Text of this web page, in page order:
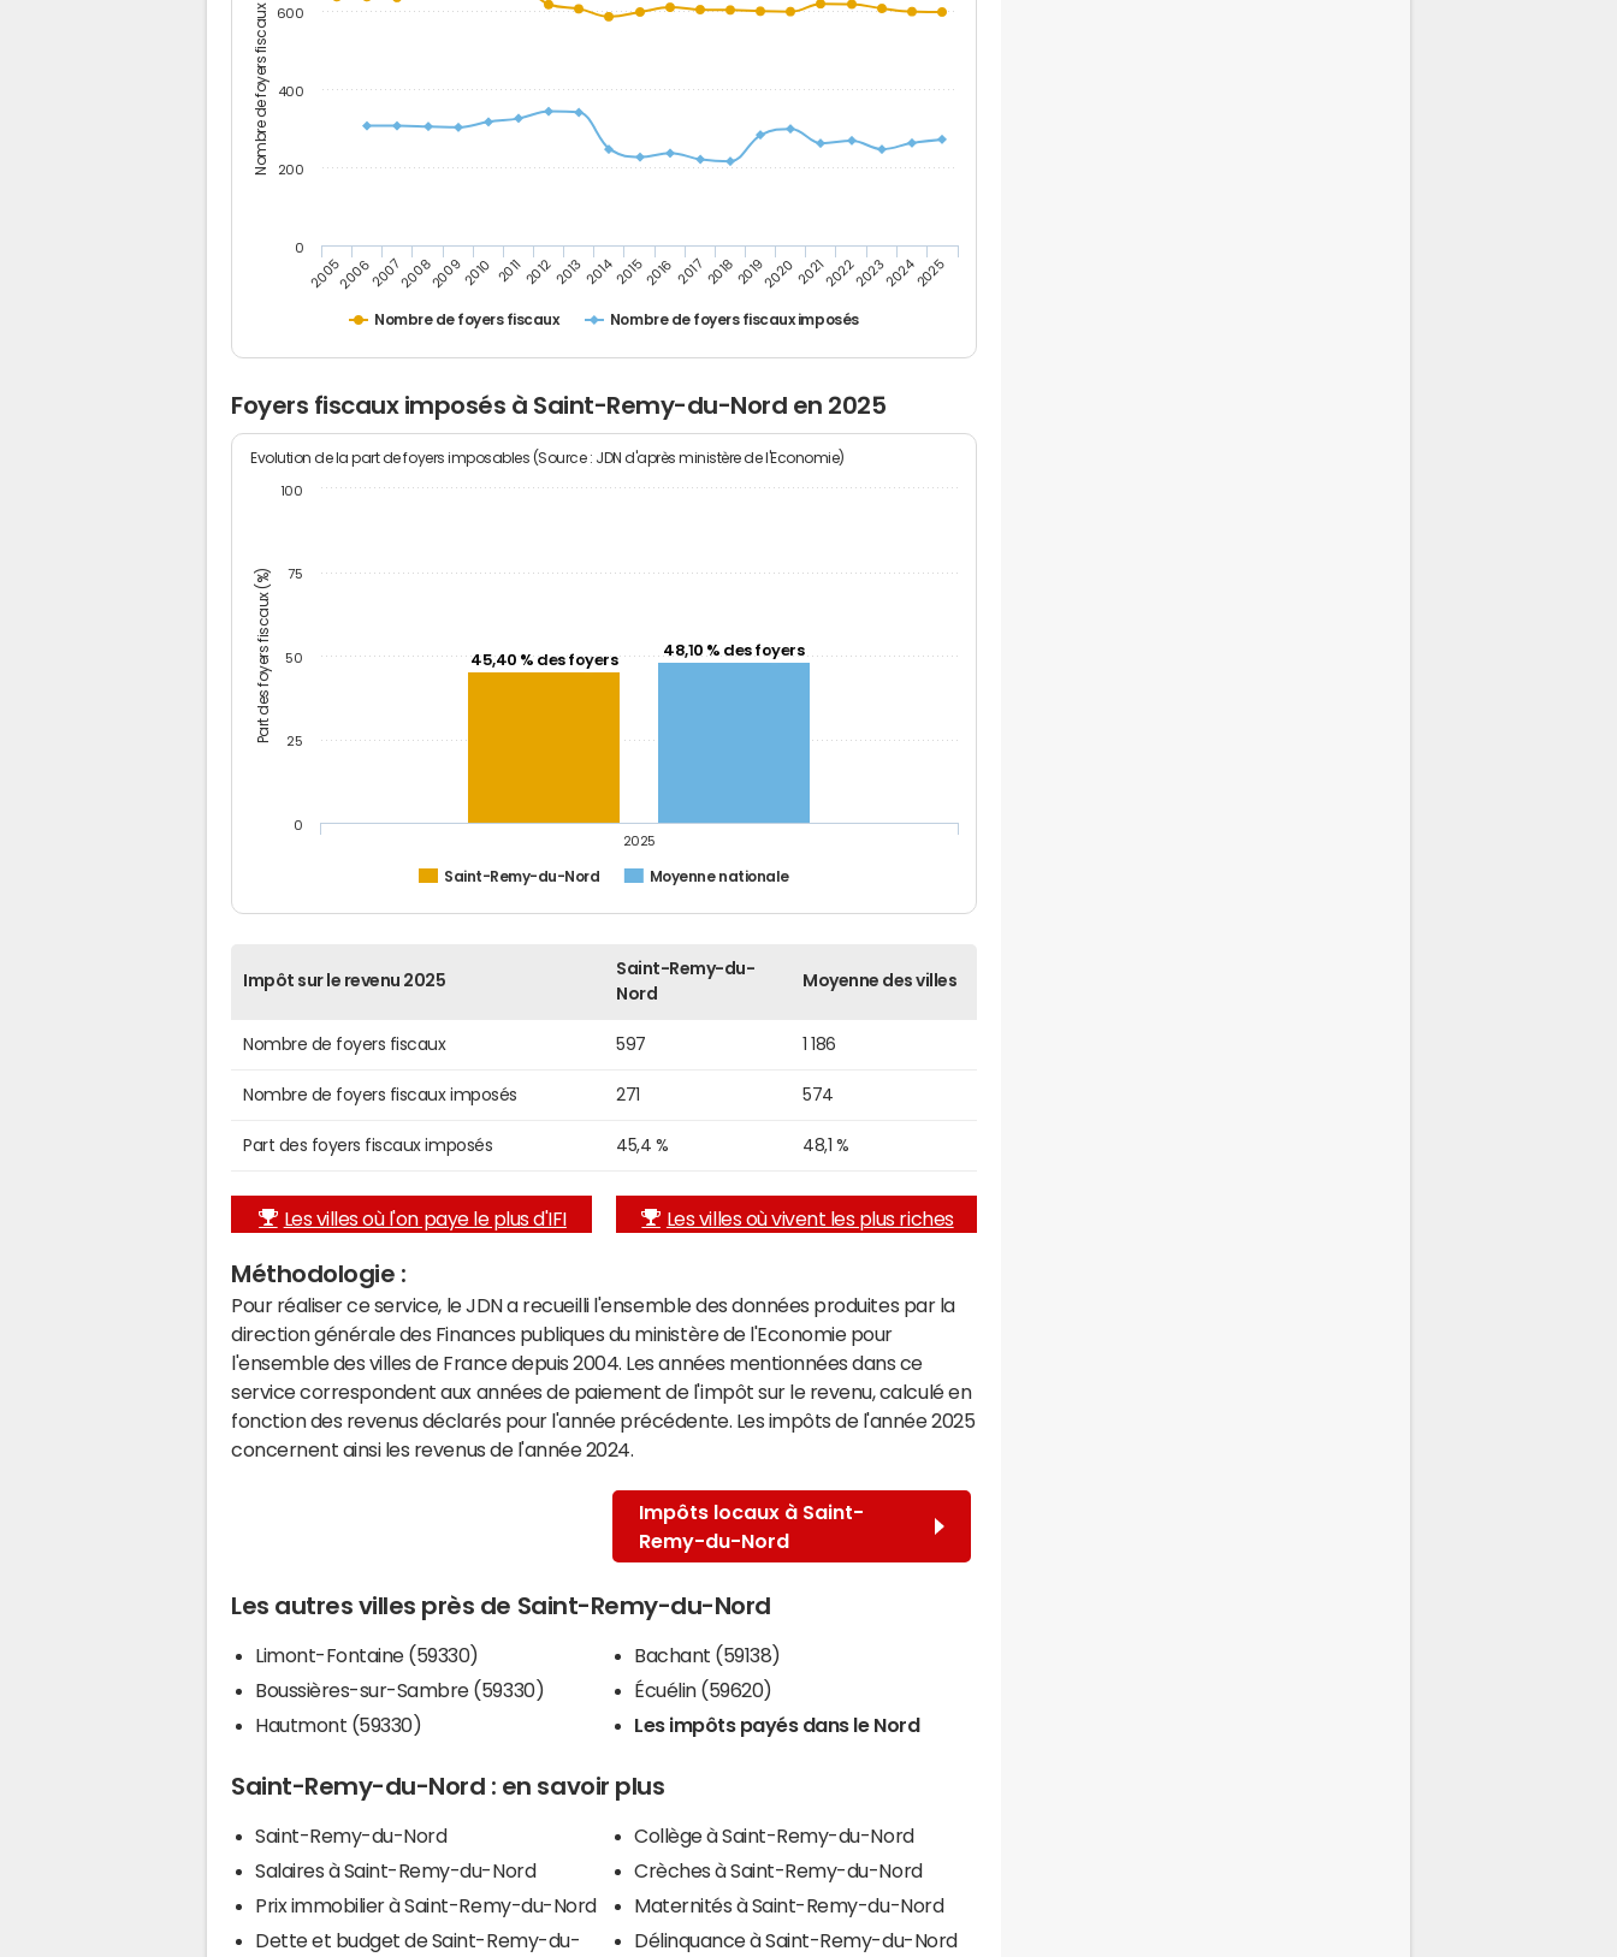
Nombre de foyers fiscaux
Nombre de foyers fiscaux Nombre de foyers fiscaux imposés
200520062007200820092010 201120122013201420152016 2017 20182019202020212022202320242025
0
200
400
600
Foyers fiscaux imposés à Saint-Remy-du-Nord en 2025
Part des foyers fiscaux (%)
Evolution de la part de foyers imposables (Source : JDN d'après ministère de l'Economie)
45,40 % des foyers
48,10 % des foyers
Saint-Remy-du-Nord Moyenne nationale
2025
0
25
50
75
100
Impôt sur le revenu 2025
Saint-Remy-du-
Nord
Moyenne des villes
Nombre de foyers fiscaux 597 1 186
Nombre de foyers fiscaux imposés 271 574
Part des foyers fiscaux imposés 45,4 % 48,1 %
Les villes où l'on paye le plus d'IFI Les villes où vivent les plus riches
Méthodologie :
Pour réaliser ce service, le JDN a recueilli l'ensemble des données produites par la
direction générale des Finances publiques du ministère de l'Economie pour
l'ensemble des villes de France depuis 2004. Les années mentionnées dans ce
service correspondent aux années de paiement de l'impôt sur le revenu, calculé en
fonction des revenus déclarés pour l'année précédente. Les impôts de l'année 2025
concernent ainsi les revenus de l'année 2024.
Impôts locaux à Saint-
Remy-du-Nord
Les autres villes près de Saint-Remy-du-Nord
Limont-Fontaine (59330)
Boussières-sur-Sambre (59330)
Hautmont (59330)
Bachant (59138)
Écuélin (59620)
Les impôts payés dans le Nord
Saint-Remy-du-Nord : en savoir plus
Saint-Remy-du-Nord
Salaires à Saint-Remy-du-Nord
Prix immobilier à Saint-Remy-du-Nord
Dette et budget de Saint-Remy-du-
Collège à Saint-Remy-du-Nord
Crèches à Saint-Remy-du-Nord
Maternités à Saint-Remy-du-Nord
Délinquance à Saint-Remy-du-Nord